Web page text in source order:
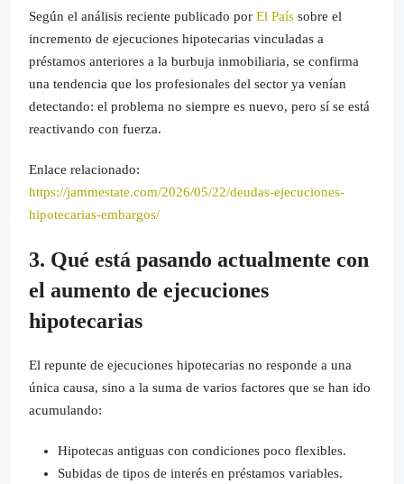
Según el análisis reciente publicado por El País sobre el
incremento de ejecuciones hipotecarias vinculadas a
préstamos anteriores a la burbuja inmobiliaria, se confirma
una tendencia que los profesionales del sector ya venían
detectando: el problema no siempre es nuevo, pero sí se está
reactivando con fuerza.
Enlace relacionado:
https://jammestate.com/2026/05/22/deudas-ejecuciones-
hipotecarias-embargos/
3. Qué está pasando actualmente con
el aumento de ejecuciones
hipotecarias
El repunte de ejecuciones hipotecarias no responde a una
única causa, sino a la suma de varios factores que se han ido
acumulando:
Hipotecas antiguas con condiciones poco flexibles.
Subidas de tipos de interés en préstamos variables.